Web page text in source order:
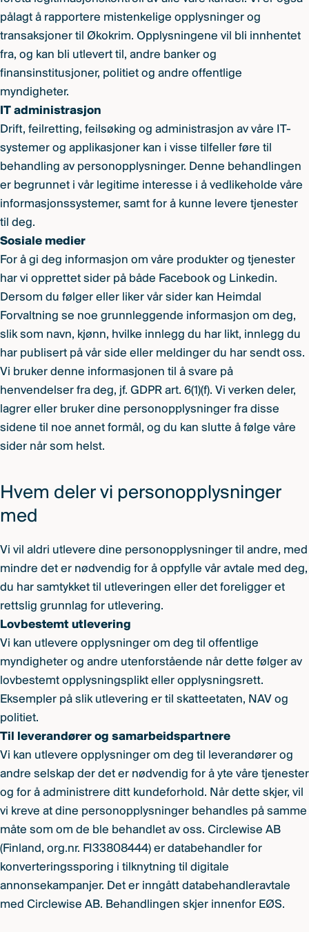
pålagt å rapportere mistenkelige opplysninger og
transaksjoner til Økokrim. Opplysningene vil bli innhentet
fra, og kan bli utlevert til, andre banker og
finansinstitusjoner, politiet og andre offentlige
myndigheter.
IT administrasjon
Drift, feilretting, feilsøking og administrasjon av våre IT-
systemer og applikasjoner kan i visse tilfeller føre til
behandling av personopplysninger. Denne behandlingen
er begrunnet i vår legitime interesse i å vedlikeholde våre
informasjonssystemer, samt for å kunne levere tjenester
til deg.
Sosiale medier
For å gi deg informasjon om våre produkter og tjenester
har vi opprettet sider på både Facebook og Linkedin.
Dersom du følger eller liker vår sider kan Heimdal
Forvaltning se noe grunnleggende informasjon om deg,
slik som navn, kjønn, hvilke innlegg du har likt, innlegg du
har publisert på vår side eller meldinger du har sendt oss.
Vi bruker denne informasjonen til å svare på
henvendelser fra deg, jf. GDPR art. 6(1)(f). Vi verken deler,
lagrer eller bruker dine personopplysninger fra disse
sidene til noe annet formål, og du kan slutte å følge våre
sider når som helst.
Hvem deler vi personopplysninger
med
Vi vil aldri utlevere dine personopplysninger til andre, med
mindre det er nødvendig for å oppfylle vår avtale med deg,
du har samtykket til utleveringen eller det foreligger et
rettslig grunnlag for utlevering.
Lovbestemt utlevering
Vi kan utlevere opplysninger om deg til offentlige
myndigheter og andre utenforstående når dette følger av
lovbestemt opplysningsplikt eller opplysningsrett.
Eksempler på slik utlevering er til skatteetaten, NAV og
politiet.
Til leverandører og samarbeidspartnere
Vi kan utlevere opplysninger om deg til leverandører og
andre selskap der det er nødvendig for å yte våre tjenester
og for å administrere ditt kundeforhold. Når dette skjer, vil
vi kreve at dine personopplysninger behandles på samme
måte som om de ble behandlet av oss. Circlewise AB
(Finland, org.nr. FI33808444) er databehandler for
konverteringssporing i tilknytning til digitale
annonsekampanjer. Det er inngått databehandleravtale
med Circlewise AB. Behandlingen skjer innenfor EØS.